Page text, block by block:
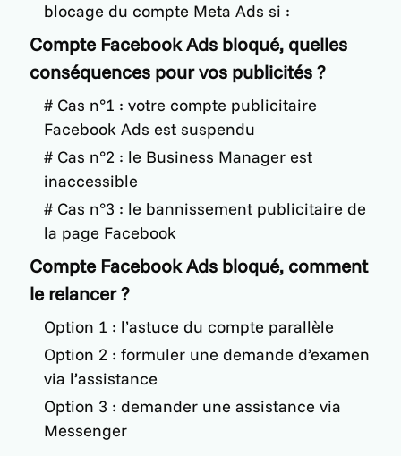
blocage du compte Meta Ads si :
Compte Facebook Ads bloqué, quelles
conséquences pour vos publicités ?
# Cas n°1 : votre compte publicitaire
Facebook Ads est suspendu
# Cas n°2 : le Business Manager est
inaccessible
# Cas n°3 : le bannissement publicitaire de
la page Facebook
Compte Facebook Ads bloqué, comment
le relancer ?
Option 1 : l’astuce du compte parallèle
Option 2 : formuler une demande d’examen
via l’assistance
Option 3 : demander une assistance via
Messenger